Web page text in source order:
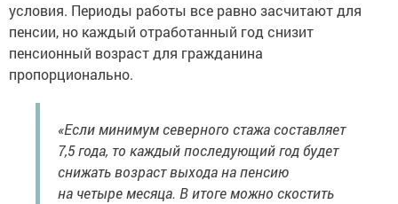
условия. Периоды работы все равно засчитают для
пенсии, но каждый отработанный год снизит
пенсионный возраст для гражданина
пропорционально.
«Если минимум северного стажа составляет
7,5 года, то каждый последующий год будет
снижать возраст выхода на пенсию
на четыре месяца. В итоге можно скостить